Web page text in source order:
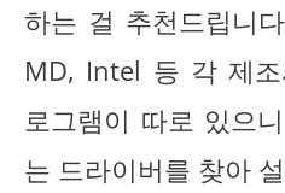
하는 걸 추천드립니
MD, Intel 등 각 제
로그램이 따로 있으
는 드라이버를 찾아